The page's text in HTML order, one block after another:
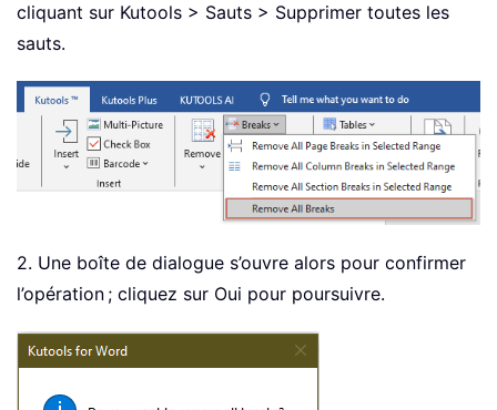
cliquant sur Kutools > Sauts > Supprimer toutes les
sauts.
2. Une boîte de dialogue s’ouvre alors pour confirmer
l’opération ; cliquez sur Oui pour poursuivre.